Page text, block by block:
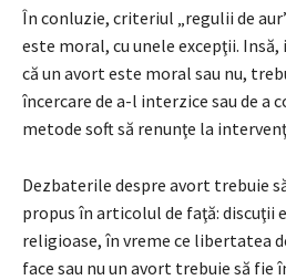
În conluzie, criteriul „regulii de
este moral, cu unele excepţii.
că un avort este moral sau nu,
încercare de a-l interzice sau de a
metode soft să renunţe la
Dezbaterile despre avort trebuie
propus în articolul de faţă: discuţii
religioase, în vreme ce libertatea
face sau nu un avort trebuie să fie